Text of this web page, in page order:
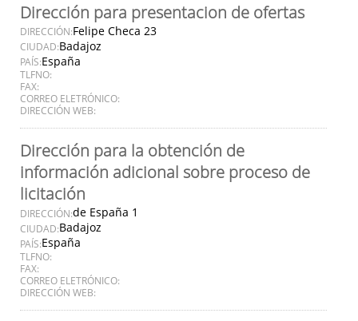
Dirección para presentacion de ofertas
DIRECCIÓN:Felipe Checa 23
CIUDAD:Badajoz
PAÍS:España
TLFNO:
FAX:
CORREO ELETRÓNICO:
DIRECCIÓN WEB:
Dirección para la obtención de
información adicional sobre proceso de
licitación
DIRECCIÓN:de España 1
CIUDAD:Badajoz
PAÍS:España
TLFNO:
FAX:
CORREO ELETRÓNICO:
DIRECCIÓN WEB: